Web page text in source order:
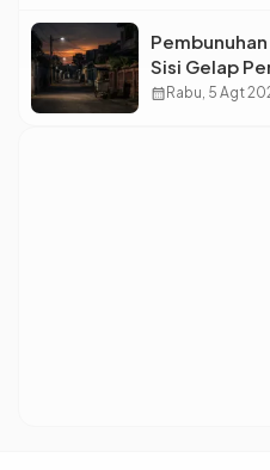
Sisi Gelap
Dingin
calendar_month Rabu, 5 Agt